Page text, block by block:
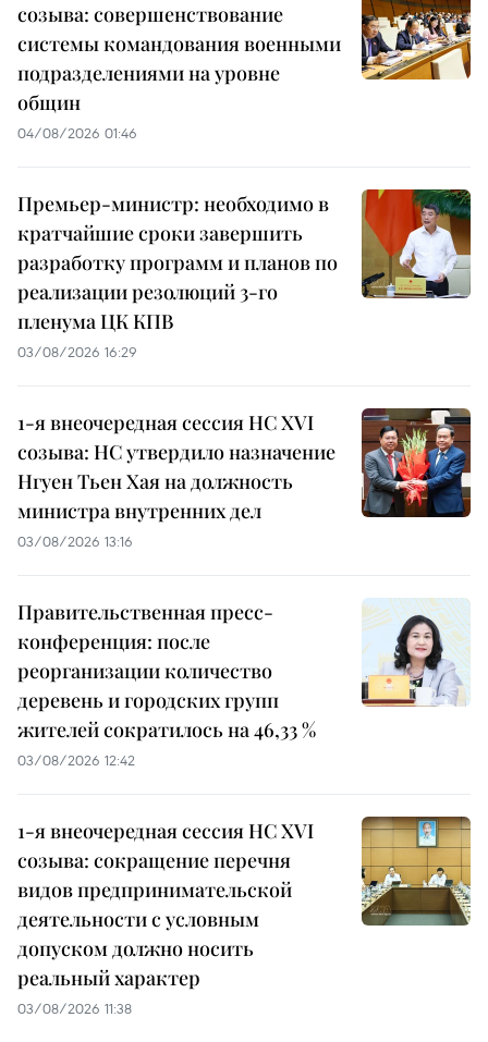
созыва: совершенствование
системы командования военными
подразделениями на уровне
общин
04/08/2026 01:46
Премьер-министр: необходимо в
кратчайшие сроки завершить
разработку программ и планов по
реализации резолюций 3-го
пленума ЦК КПВ
03/08/2026 16:29
1-я внеочередная сессия НС XVI
созыва: НС утвердило назначение
Нгуен Тьен Хая на должность
министра внутренних дел
03/08/2026 13:16
Правительственная пресс-
конференция: после
реорганизации количество
деревень и городских групп
жителей сократилось на 46,33 %
03/08/2026 12:42
1-я внеочередная сессия НС XVI
созыва: сокращение перечня
видов предпринимательской
деятельности с условным
допуском должно носить
реальный характер
03/08/2026 11:38